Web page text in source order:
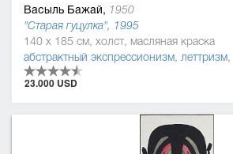
Васыль Бажай, 1950
"Старая гуцулка", 1995
140 x 185 см, холст, масляная краска
абстрактный экспрессионизм, леттризм,
23.000 USD